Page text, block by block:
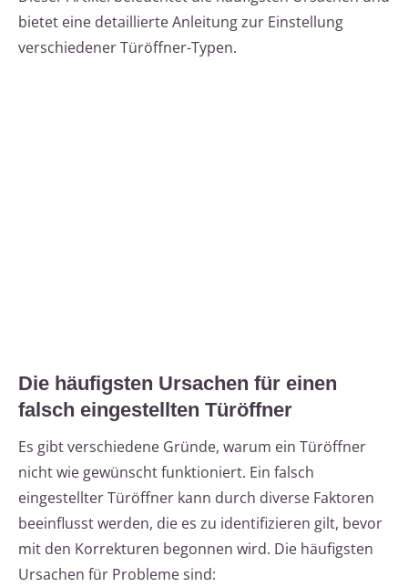
bietet eine detaillierte Anleitung zur Einstellung
verschiedener Türöffner-Typen.
Die häufigsten Ursachen für einen
falsch eingestellten Türöffner
Es gibt verschiedene Gründe, warum ein Türöffner
nicht wie gewünscht funktioniert. Ein falsch
eingestellter Türöffner kann durch diverse Faktoren
beeinflusst werden, die es zu identifizieren gilt, bevor
mit den Korrekturen begonnen wird. Die häufigsten
Ursachen für Probleme sind: